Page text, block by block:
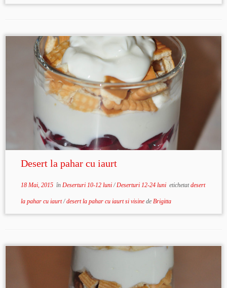
Desert la pahar cu iaurt
18 Mai, 2015în Deserturi 10-12 luni/Deserturi 12-24 luni etichetatdesert
la pahar cu iaurt/desert la pahar cu iaurt si visine de Brigitta